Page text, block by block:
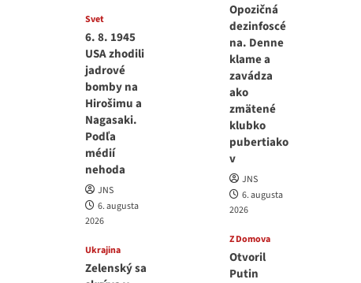
Svet
6. 8. 1945
USA zhodili
jadrové
bomby na
Hirošimu a
Nagasaki.
Podľa
médií
nehoda
JNS
6. augusta
2026
Ukrajina
Zelenský sa
Opozičná
dezinfoscé
na. Denne
klame a
zavádza
ako
zmätené
klubko
pubertiako
v
JNS
6. augusta
2026
Z Domova
Otvoril
Putin